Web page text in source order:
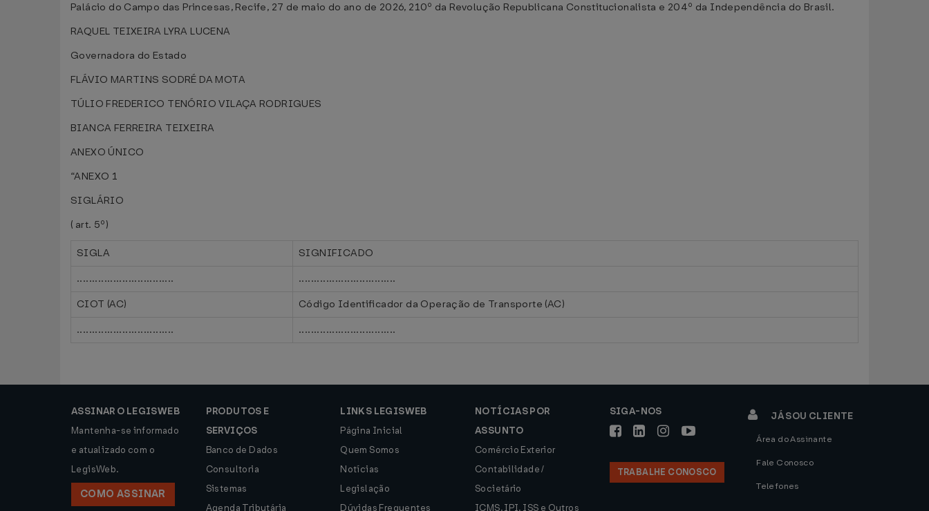
Palácio do Campo das Princesas, Recife, 27 de maio do ano de 2026, 210º da Revolução Republicana Constitucionalista e 204º da Independência do Brasil.
RAQUEL TEIXEIRA LYRA LUCENA
Governadora do Estado
FLÁVIO MARTINS SODRÉ DA MOTA
TÚLIO FREDERICO TENÓRIO VILAÇA RODRIGUES
BIANCA FERREIRA TEIXEIRA
ANEXO ÚNICO
“ANEXO 1
SIGLÁRIO
( art. 5º)
SIGLA
SIGNIFICADO
................................
................................
CIOT (AC)
Código Identificador da Operação de Transporte (AC)
................................
................................
ASSINAR O LEGISWEB
Mantenha-se informado
e atualizado com o
LegisWeb.
COMO ASSINAR
PRODUTOS E
SERVIÇOS
Banco de Dados
Consultoria
Sistemas
Agenda Tributária
LINKS LEGISWEB
Página Inicial
Quem Somos
Notícias
Legislação
Dúvidas Frequentes
NOTÍCIAS POR
ASSUNTO
Comércio Exterior
Contabilidade /
Societário
ICMS, IPI, ISS e Outros
SIGA-NOS
TRABALHE CONOSCO
JÁ SOU CLIENTE
Área do Assinante
Fale Conosco
Telefones